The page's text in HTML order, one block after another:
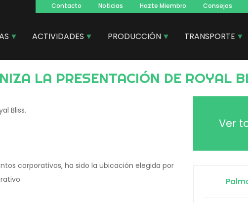
Navegacion
principal
Contacto Noticias Hazte Miembro Consejos
ACTIVIDADES PRODUCCIÓN TRANSPORTE
LA PRESENTACIÓN DE ROYAL
Bliss.
corporativos, ha sido la ubicación elegida por
Ver